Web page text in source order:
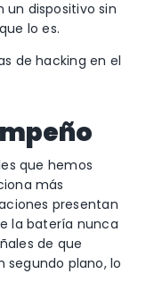
un dispositivo sin
lo es.
de hacking en el
que hemos
más
presentan
la batería nunca
de que
plano, lo